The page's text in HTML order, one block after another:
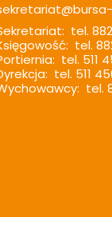
tel.
tel.
tel. 511
tel. 511
tel.